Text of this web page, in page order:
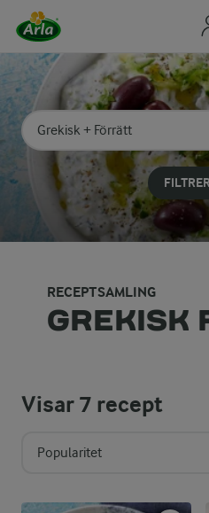
Sök på kategori eller ingrediens
Skriv in sökord för att få förslag
RECEPTSAMLING
GREKISK
Visar7 recept
Popularitet